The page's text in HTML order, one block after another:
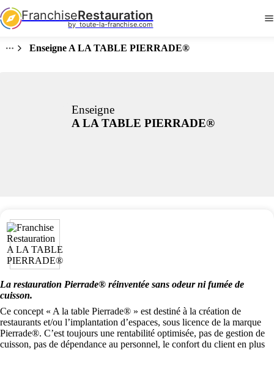
FranchiseRestauration
by  toute-la-franchise.com
Enseigne A LA TABLE PIERRADE®
Enseigne
A LA TABLE PIERRADE®
La restauration Pierrade® réinventée sans odeur ni fumée de
cuisson.
Ce concept « A la table Pierrade® » est destiné à la création de
restaurants et/ou l’implantation d’espaces, sous licence de la marque
Pierrade®. C’est toujours une rentabilité optimisée, pas de gestion de
cuisson, pas de dépendance au personnel, le confort du client en plus